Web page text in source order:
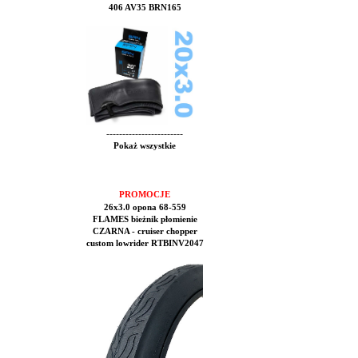
406 AV35 BRN165
------------------------
Pokaż wszystkie
PROMOCJE
26x3.0 opona 68-559
FLAMES bieżnik płomienie
CZARNA - cruiser chopper
custom lowrider RTBINV2047